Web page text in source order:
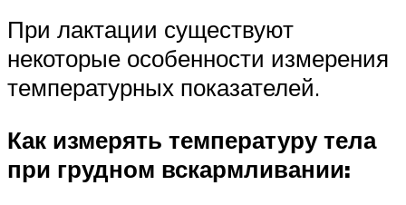
При лактации существуют
некоторые особенности измерения
температурных показателей.
Как измерять температуру тела
при грудном вскармливании: